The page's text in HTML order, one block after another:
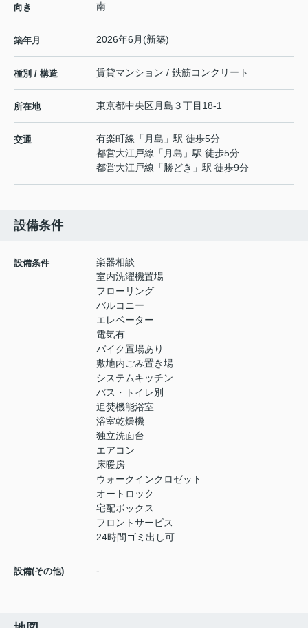
向き 南
築年月 2026年6月(新築)
種別 / 構造 賃貸マンション / 鉄筋コンクリート
所在地 東京都中央区月島 ３丁目18-1
交通 有楽町線 「 月島 」駅 徒歩5分
都営大江戸線 「 月島 」駅 徒歩5分
都営大江戸線 「勝どき 」駅 徒歩9分
設備条件
設備条件
楽器相談
室内洗濯機置場
フローリング
バルコニー
エレベーター
電気有
バイク置場あり
敷地内ごみ置き場
システムキッチン
バス・トイレ別
追焚機能浴室
浴室乾燥機
独立洗面台
エアコン
床暖房
ウォークインクロゼット
オートロック
宅配ボックス
フロントサービス
24時間ゴミ出し可
設備(その他) -